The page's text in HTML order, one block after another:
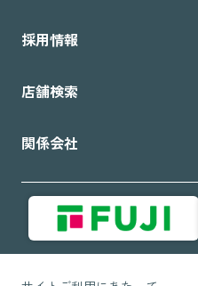
採用情報
店舗検索
関係会社